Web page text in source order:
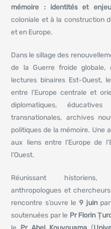
mémoire : identités et enjeu
coloniale et à la construction
et en Europe.
Dans le sillage des
de la Guerre froide
lectures binaires Est-Ouest,
entre l’Europe centrale et
diplomatiques,
transnationales, archives
politiques de la mémoire. Une
aux liens entre l’Europe de
l’Ouest.
Réunissant historiens,
anthropologues et chercheurs
rencontre s’ouvre le 9 juinpar
soutenuées par le Pr Florin